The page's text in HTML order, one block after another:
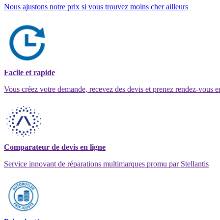
Nous ajustons notre prix si vous trouvez moins cher ailleurs
Facile et rapide
Vous créez votre demande, recevez des devis et prenez rendez-vous
Comparateur de devis en ligne
Service innovant de réparations multimarques promu par Stellantis